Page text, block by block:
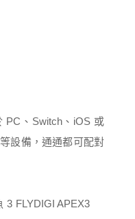
PC、Switch、iOS 或
設備，通通都可配對